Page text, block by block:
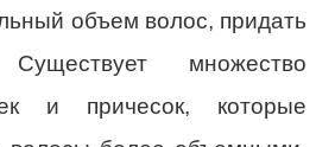
объем волос, придать
множество
и причесок, которые